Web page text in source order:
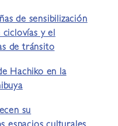
de sensibilización
ciclovías y el
de tránsito
Hachiko en la
su